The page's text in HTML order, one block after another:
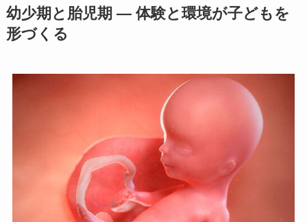
幼少期と胎児期 ― 体験と環境が子どもを
形づくる